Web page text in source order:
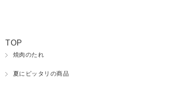
TOP
焼肉のたれ
夏にピッタリの商品